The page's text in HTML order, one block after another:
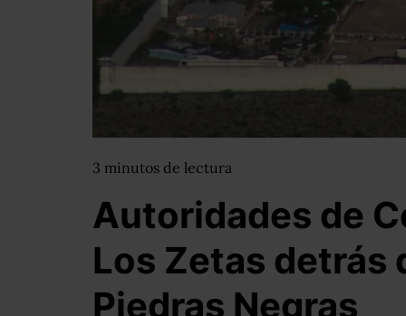
3 minutos de lectura
Autoridades de
Los Zetas detrás
Piedras Negras